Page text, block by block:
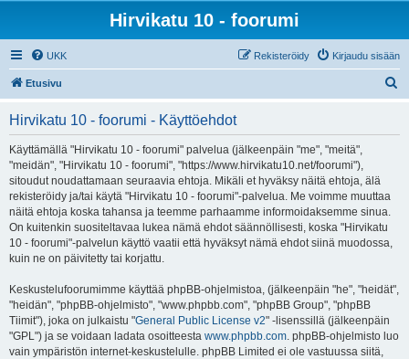
Hirvikatu 10 - foorumi
UKK Kirjaudu sisään
Rekisteröidy
Etusivu
Hirvikatu 10 - foorumi - Käyttöehdot
Käyttämällä "Hirvikatu 10 - foorumi" palvelua (jälkeenpäin "me", "meitä",
"meidän", "Hirvikatu 10 - foorumi", "https://www.hirvikatu10.net/foorumi"),
sitoudut noudattamaan seuraavia ehtoja. Mikäli et hyväksy näitä ehtoja, älä
rekisteröidy ja/tai käytä "Hirvikatu 10 - foorumi"-palvelua. Me voimme muuttaa
näitä ehtoja koska tahansa ja teemme parhaamme informoidaksemme sinua.
On kuitenkin suositeltavaa lukea nämä ehdot säännöllisesti, koska "Hirvikatu
10 - foorumi"-palvelun käyttö vaatii että hyväksyt nämä ehdot siinä muodossa,
kuin ne on päivitetty tai korjattu.
Keskustelufoorumimme käyttää phpBB-ohjelmistoa, (jälkeenpäin "he", "heidät",
"heidän", "phpBB-ohjelmisto", "www.phpbb.com", "phpBB Group", "phpBB
Tiimit"), joka on julkaistu "General Public License v2" -lisenssillä (jälkeenpäin
"GPL") ja se voidaan ladata osoitteesta www.phpbb.com. phpBB-ohjelmisto luo
vain ympäristön internet-keskustelulle. phpBB Limited ei ole vastuussa siitä,